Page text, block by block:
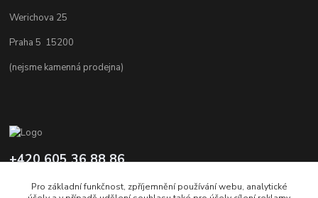
Werichova 25
Praha 5 15200
(nejsme kamenná prodejna)
+420 605 36 88 86
Pro základní funkčnost, zpříjemnění používání webu, analytické